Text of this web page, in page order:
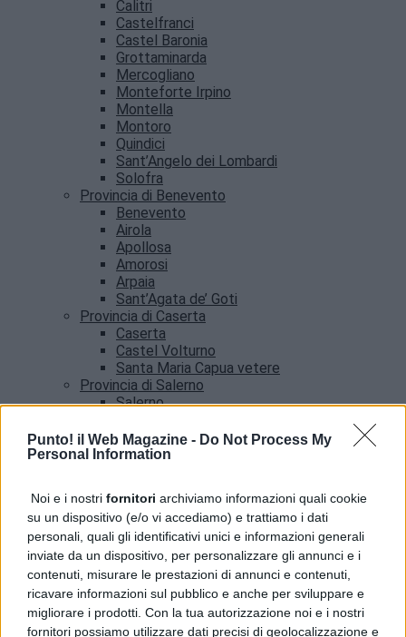
Punto! il Web Magazine - Do Not Process My
Personal Information
Noi e i nostri fornitori archiviamo informazioni quali cookie
su un dispositivo (e/o vi accediamo) e trattiamo i dati
personali, quali gli identificativi unici e informazioni generali
inviate da un dispositivo, per personalizzare gli annunci e i
contenuti, misurare le prestazioni di annunci e contenuti,
ricavare informazioni sul pubblico e anche per sviluppare e
migliorare i prodotti. Con la tua autorizzazione noi e i nostri
fornitori possiamo utilizzare dati precisi di geolocalizzazione e
Calitri
Castelfranci
Castel Baronia
Grottaminarda
Mercogliano
Monteforte Irpino
Montella
Montoro
Quindici
Sant’Angelo dei Lombardi
Solofra
Provincia di Benevento
Benevento
Airola
Apollosa
Amorosi
Arpaia
Sant’Agata de’ Goti
Provincia di Caserta
Caserta
Castel Volturno
Santa Maria Capua vetere
Provincia di Salerno
Salerno
Amalfi
Angri
Benevento, allerta meteo fino alle 21: l’avviso del
Comune